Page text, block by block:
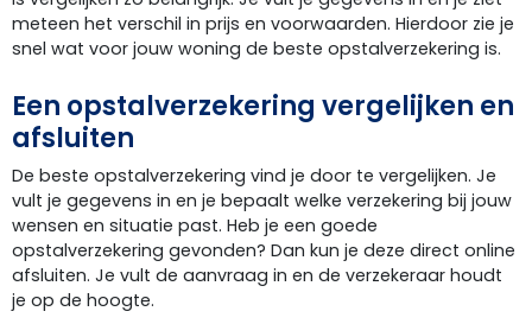
meteen het verschil in prijs en voorwaarden. Hierdoor zie je
snel wat voor jouw woning de beste opstalverzekering is.
Een opstalverzekering vergelijken en
afsluiten
De beste opstalverzekering vind je door te vergelijken. Je
vult je gegevens in en je bepaalt welke verzekering bij jouw
wensen en situatie past. Heb je een goede
opstalverzekering gevonden? Dan kun je deze direct online
afsluiten. Je vult de aanvraag in en de verzekeraar houdt
je op de hoogte.